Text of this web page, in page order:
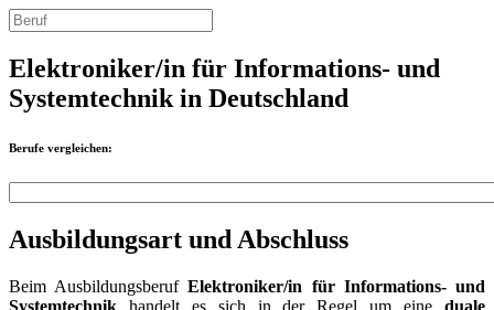
Elektroniker/in für Informations- und
Systemtechnik in Deutschland
Berufe vergleichen:
Ausbildungsart und Abschluss
Beim AusbildungsberufElektroniker/in für Informations- und
Systemtechnik handelt es sich in der Regel um eine duale